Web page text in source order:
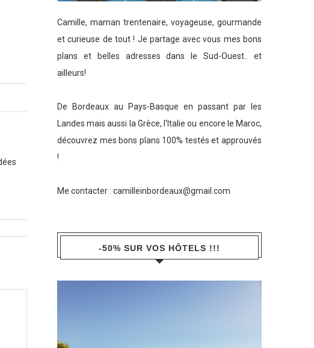
Camille, maman trentenaire, voyageuse, gourmande
et curieuse de tout ! Je partage avec vous mes bons
plans et belles adresses dans le Sud-Ouest.. et
ailleurs!
De Bordeaux au Pays-Basque en passant par les
Landes mais aussi la Grèce, l'Italie ou encore le Maroc,
découvrez mes bons plans 100% testés et approuvés
!
Me contacter : camilleinbordeaux@gmail.com
-50% SUR VOS HÔTELS !!!